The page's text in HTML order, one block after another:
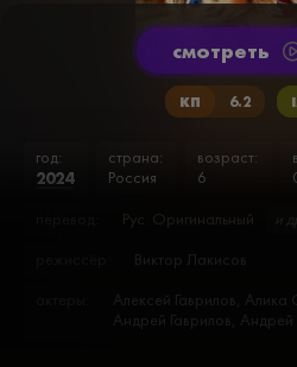
cмотреть
КП 6.2
год:
2024
страна:
Россия
возраст:
6
Виктор Лакисов
Рус. Оригинальный
Алексей Гаврилов,
Андрей Гаврилов, Андрей